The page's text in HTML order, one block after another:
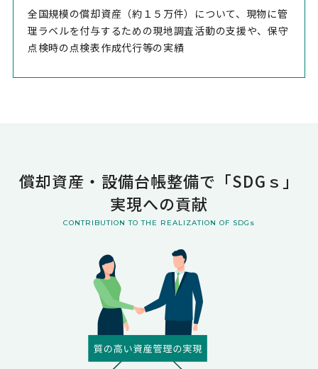
全国規模の償却資産（約１５万件）について、現物に管
理ラベルを付与するための現地調査活動の支援や、保守
点検時の点検表作成代行等の実績
償却資産・設備台帳整備で「SDGｓ」
実現への貢献
CONTRIBUTION TO THE REALIZATION OF SDGs